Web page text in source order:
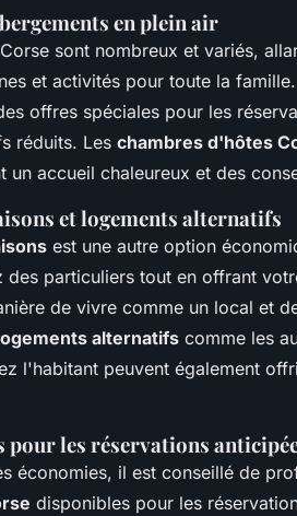
en plein air
sont nombreux et variés,
et activités pour toute la
offres spéciales pour les
réduits. Les chambres d'hôtes
un accueil chaleureux et des
et logements alternatifs
est une autre option
des particuliers tout en offrant
de vivre comme un local et
alternatifs comme les
l'habitant peuvent également
pour les réservations
économies, il est conseillé de
disponibles pour les